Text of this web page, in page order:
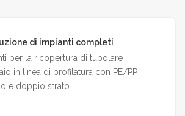
di impianti completi
per la ricopertura di tubolare
in linea di profilatura con PE/PP
e doppio strato